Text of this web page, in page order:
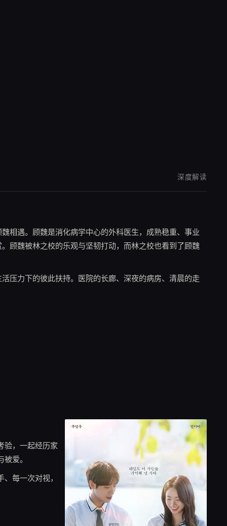
深度解读
相遇。顾魏是消化病学中心的外科医生，成熟稳重、事业
顾魏被林之校的乐观与坚韧打动，而林之校也看到了顾魏
压力下的彼此扶持。医院的长廊、深夜的病房、清晨的走
验，一起经历家
爱。
每一次对视，